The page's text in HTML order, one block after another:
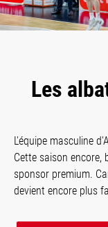
Les
L'équipe masculine
Cette saison
sponsor premium.
devient encore plus